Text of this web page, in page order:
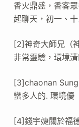
香火鼎盛，香客
起聊天，初一、
[2]神奇大師兄（
非常靈驗，環境
[3]chaonan Sung
蠻多人的. 環境優
[4]錢宇婕關於福